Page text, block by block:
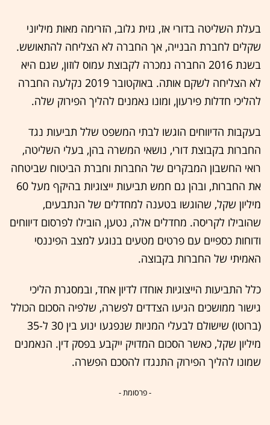
בעלת השליטה בדורי אז, גזית גלוב, הזרימה מאות מיליוני
שקלים לחברת הבנייה, אך החברה לא הצליחה להתאושש.
בשנת 2016 החברה נמכרה לקבוצת עמוס לוזון, שגם היא
לא הצליחה לשקם אותה. באוקטובר 2019 נקלעה החברה
להליכי חדלות פירעון, ומונו נאמנים להליך הפירוק שלה.
בעקבות הדיווחים הוגשו לבתי המשפט שלל תביעות נגד
החברות בקבוצת דורי, נושאי המשרה בהן, בעלי השליטה,
רואי החשבון המבקרים של החברות וחברת הביטוח שביטחה
את החברות, ובהן גם חמש תביעות ייצוגיות בהיקף מעל 60
מיליון שקל, שהוגשו בטענה למחדלים של הנתבעים,
שהובילו לקריסה. מחדלים אלה, נטען, הובילו לפרסום דיווחים
ודוחות כספיים עם פרטים מטעים בנוגע למצב הפיננסי
האמיתי של החברות בקבוצה.
כלל התביעות הייצוגיות אוחדו לדיון אחד, ובמסגרת הליכי
גישור ממושכים הגיעו הצדדים לפשרה, שלפיה הסכום הכולל
(ברוטו) שישולם לבעלי המניות שנפגעו ינוע בין 30 ל-35
מיליון שקל, כאשר הסכום המדויק ייקבע בפסק דין. הנאמנים
שמונו להליך הפירוק התנגדו להסכם הפשרה.
- פרסומת -